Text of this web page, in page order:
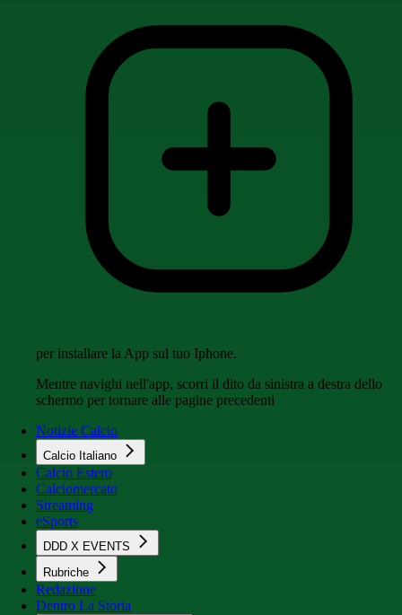
per installare la App sul tuo Iphone.
Mentre navighi nell'app, scorri il dito da sinistra a destra dello
schermo per tornare alle pagine precedenti
Notizie Calcio
Calcio Italiano
Calcio Estero
Calciomercato
Streaming
eSports
DDD X EVENTS
Rubriche
Redazione
Dentro La Storia